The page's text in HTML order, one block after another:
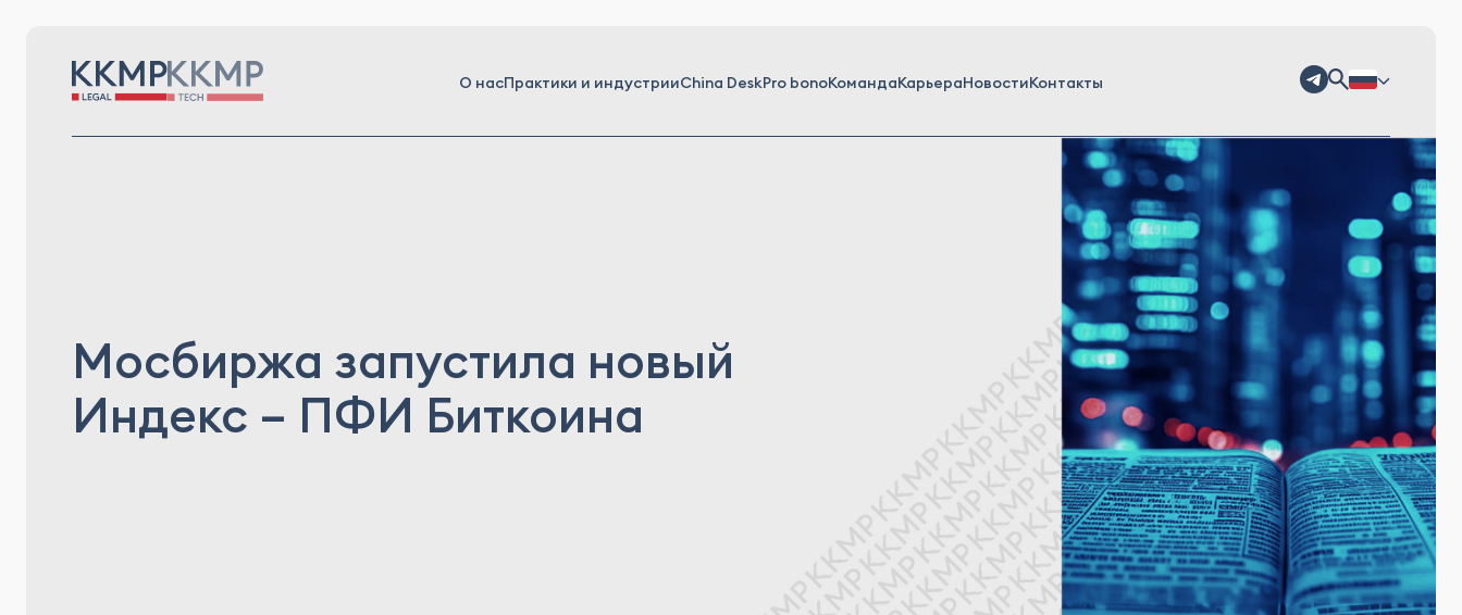
О насПрактики и индустрииChina DeskPro bonoКомандаКарьераНовостиКонтакты
Мосбиржа запустила новый
Индекс – ПФИ Биткоина